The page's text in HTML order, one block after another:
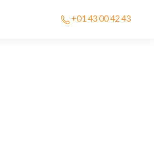
+01 43 00 42 43